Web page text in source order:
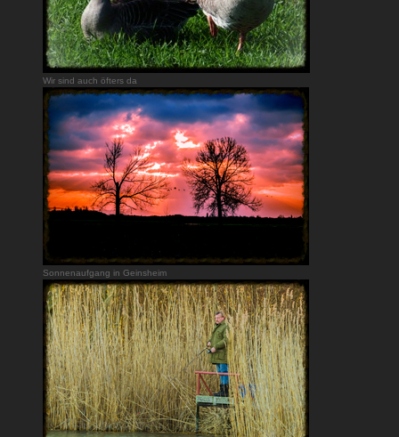
Wir sind auch öfters da
Sonnenaufgang in Geinsheim